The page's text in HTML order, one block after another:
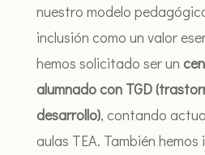
nuestro modelo
inclusión como un valor
hemos solicitado ser un
alumnado con TGD
desarrollo), contando
aulas TEA. También